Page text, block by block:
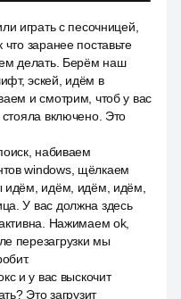
играть с песочницей,
заранее поставьте
делать. Берём наш
эскей, идём в
и смотрим, чтоб у вас
стояла включено. Это
набиваем
windows, щёлкаем
идём, идём, идём, идём,
У вас должна здесь
Нажимаем ok,
перезагрузки мы
и у вас выскочит
Это загрузит